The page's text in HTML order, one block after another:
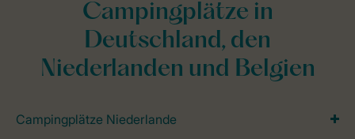
Campingplätze in
Deutschland, den
Niederlanden und Belgien
Campingplätze Niederlande